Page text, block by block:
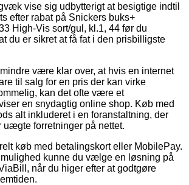
vise sig udbytterigt at besigtige indtil
efter rabat på Snickers buks+
High-Vis sort/gul, kl.1, 44 før du
du er sikret at få fat i den prisbilligste
være klar over, at hvis en internet
til salg for en pris der kan virke
kan det ofte være et
en snydagtig online shop. Køb med
alt inkluderet i en foranstaltning, der
forretninger på nettet.
køb med betalingskort eller MobilePay.
kunne du vælge en løsning på
når du higer efter at godtgøre